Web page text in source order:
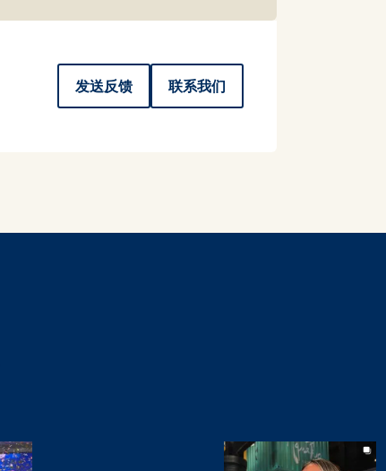
发送反馈 联系我们